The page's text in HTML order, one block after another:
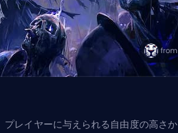
レイヤーに与えられる自由度の高さか